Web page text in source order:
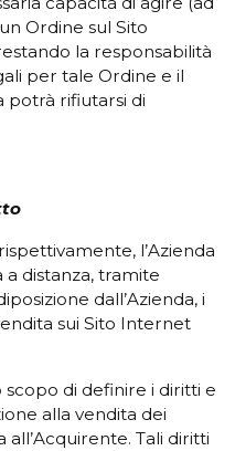
Ordine sul Sito
la responsabilità
per tale Ordine e il
potrà rifiutarsi di
l’Azienda
a distanza, tramite
dall’Azienda, i
sui Sito Internet
di definire i diritti e
alla vendita dei
Tali diritti